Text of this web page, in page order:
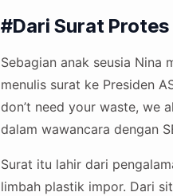
#Dari Surat Protes
Sebagian anak seusia Nina
menulis surat ke Presiden
don’t need your waste, we
dalam wawancara dengan
Surat itu lahir dari
limbah plastik impor. Dari